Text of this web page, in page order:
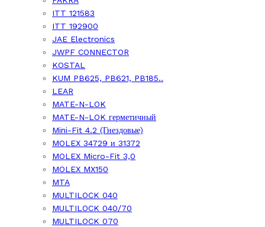
ITT 121583
ITT 192900
JAE Electronics
JWPF CONNECTOR
KOSTAL
KUM PB625, PB621, PB185..
LEAR
MATE-N-LOK
MATE-N-LOK герметичный
Mini-Fit 4.2 (Гнездовые)
MOLEX 34729 и 31372
MOLEX Micro-Fit 3,0
MOLEX MX150
MTA
MULTILOCK 040
MULTILOCK 040/70
MULTILOCK 070